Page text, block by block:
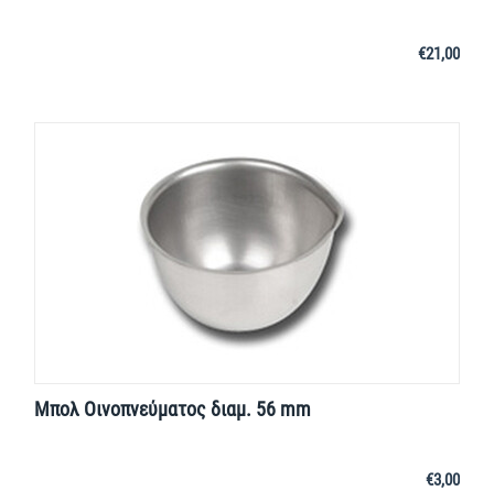
€21,00
Μπολ Οινοπνεύματος διαμ. 56 mm
€3,00